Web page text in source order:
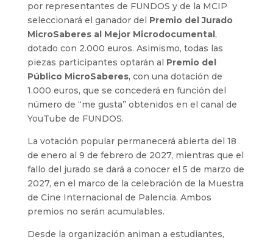
por representantes de FUNDOS y de la MCIP
seleccionará el ganador del Premio del Jurado
MicroSaberes al Mejor Microdocumental,
dotado con 2.000 euros. Asimismo, todas las
piezas participantes optarán al Premio del
Público MicroSaberes, con una dotación de
1.000 euros, que se concederá en función del
número de “me gusta” obtenidos en el canal de
YouTube de FUNDOS.
La votación popular permanecerá abierta del 18
de enero al 9 de febrero de 2027, mientras que el
fallo del jurado se dará a conocer el 5 de marzo de
2027, en el marco de la celebración de la Muestra
de Cine Internacional de Palencia. Ambos
premios no serán acumulables.
Desde la organización animan a estudiantes,